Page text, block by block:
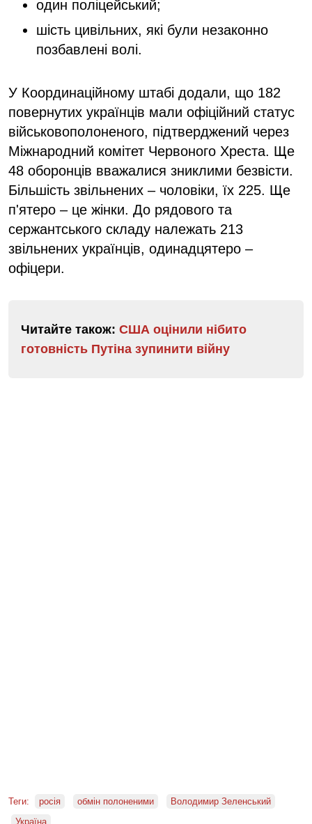
один поліцейський;
шість цивільних, які були незаконно
позбавлені волі.
У Координаційному штабі додали, що 182
повернутих українців мали офіційний статус
військовополоненого, підтверджений через
Міжнародний комітет Червоного Хреста. Ще
48 оборонців вважалися зниклими безвісти.
Більшість звільнених – чоловіки, їх 225. Ще
п'ятеро – це жінки. До рядового та
сержантського складу належать 213
звільнених українців, одинадцятеро –
офіцери.
Читайте також: США оцінили нібито
готовність Путіна зупинити війну
Теги: росія обмін полоненими
Володимир Зеленський
Україна